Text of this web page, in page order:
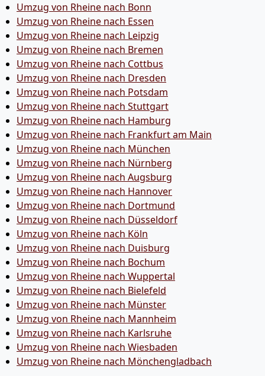
Umzug von Rheine nach Bonn
Umzug von Rheine nach Essen
Umzug von Rheine nach Leipzig
Umzug von Rheine nach Bremen
Umzug von Rheine nach Cottbus
Umzug von Rheine nach Dresden
Umzug von Rheine nach Potsdam
Umzug von Rheine nach Stuttgart
Umzug von Rheine nach Hamburg
Umzug von Rheine nach Frankfurt am Main
Umzug von Rheine nach München
Umzug von Rheine nach Nürnberg
Umzug von Rheine nach Augsburg
Umzug von Rheine nach Hannover
Umzug von Rheine nach Dortmund
Umzug von Rheine nach Düsseldorf
Umzug von Rheine nach Köln
Umzug von Rheine nach Duisburg
Umzug von Rheine nach Bochum
Umzug von Rheine nach Wuppertal
Umzug von Rheine nach Bielefeld
Umzug von Rheine nach Münster
Umzug von Rheine nach Mannheim
Umzug von Rheine nach Karlsruhe
Umzug von Rheine nach Wiesbaden
Umzug von Rheine nach Mönchen­gladbach